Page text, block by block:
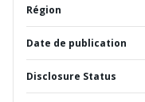
Région
Date de publication
Disclosure Status